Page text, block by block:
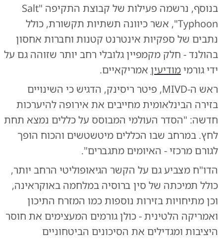
בנוסף, נרשמה פעילות של קבוצת התקיפה "Salt
Typhoon", אשר כיוונה תשתיות תקשורת, כולל
נתבים של ספקיות אינטרנט קטנות וחברות אחסון
בהולנד - חלק מקמפיין גלובלי רחב יותר שזוהה גם על
ידי גורמי מודיעין אמריקאיים.
ראש ה-MIVD, פיטר ריסינק, הדגיש כי השינויים
בזירה הבינלאומית מחייבים את אירופה להיערכות
חדשה: "הסדר העולמי המבוסס על כללים נמצא תחת
לחץ. במרחב שבו הכללים מיטשטשים והכוח הופך
לגורם מרכזי - האיומים מתגברים".
הדו"ח מצביע גם על הקשר הגיאופוליטי הרחב יותר,
כולל תמיכתה של סין ברוסיה במלחמה באוקראינה,
וכן מתיחויות בזירות נוספות כמו המזרח התיכון
ואמריקה הלטינית - כולן גורמים המעצימים את חוסר
היציבות ומגדילים את הסיכונים הביטחוניים